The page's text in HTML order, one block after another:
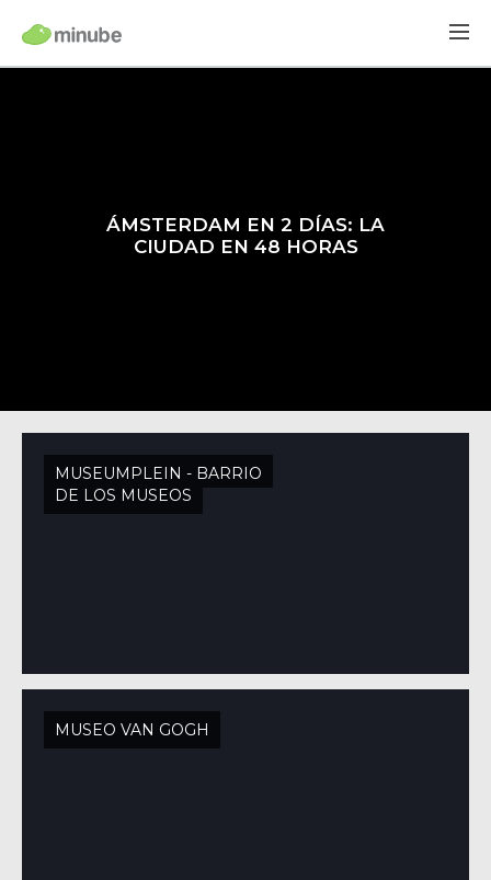
ÁMSTERDAM EN 2 DÍAS: LA
CIUDAD EN 48 HORAS
MUSEUMPLEIN - BARRIO
DE LOS MUSEOS
MUSEO VAN GOGH